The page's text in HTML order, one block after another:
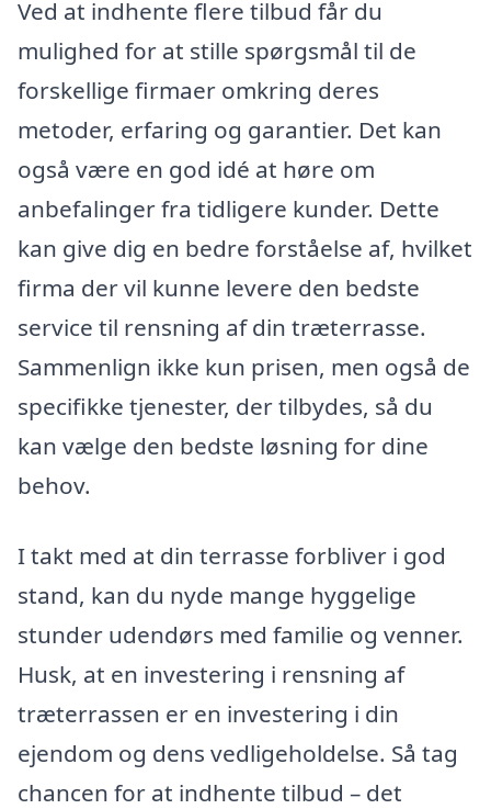
Ved at indhente flere tilbud får du
mulighed for at stille spørgsmål til de
forskellige firmaer omkring deres
metoder, erfaring og garantier. Det kan
også være en god idé at høre om
anbefalinger fra tidligere kunder. Dette
kan give dig en bedre forståelse af, hvilket
firma der vil kunne levere den bedste
service til rensning af din træterrasse.
Sammenlign ikke kun prisen, men også de
specifikke tjenester, der tilbydes, så du
kan vælge den bedste løsning for dine
behov.
I takt med at din terrasse forbliver i god
stand, kan du nyde mange hyggelige
stunder udendørs med familie og venner.
Husk, at en investering i rensning af
træterrassen er en investering i din
ejendom og dens vedligeholdelse. Så tag
chancen for at indhente tilbud – det